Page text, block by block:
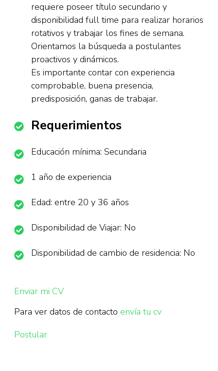
requiere poseer título secundario y
disponibilidad full time para realizar horarios
rotativos y trabajar los fines de semana.
Orientamos la búsqueda a postulantes
proactivos y dinámicos.
Es importante contar con experiencia
comprobable, buena presencia,
predisposición, ganas de trabajar.
Requerimientos
Educación mínima: Secundaria
1 año de experiencia
Edad: entre 20 y 36 años
Disponibilidad de Viajar: No
Disponibilidad de cambio de residencia: No
Enviar mi CV
Para ver datos de contacto envía tu cv
Postular